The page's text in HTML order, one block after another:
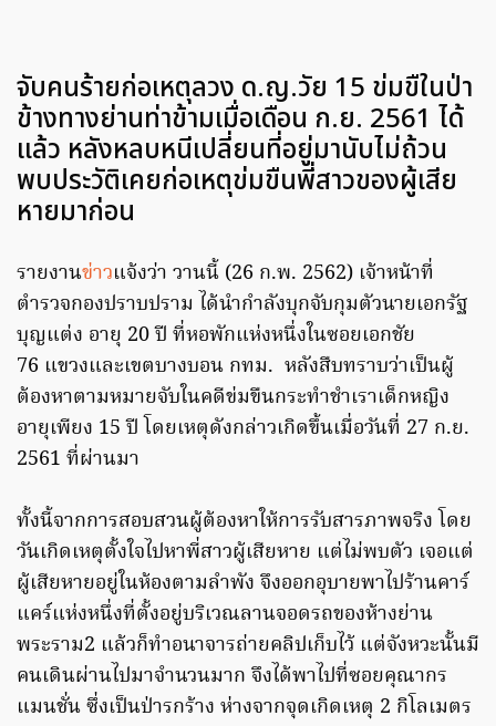
จับคนร้ายก่อเหตุลวง ด.ญ.วัย 15 ข่มขืในป่า
ข้างทางย่านท่าข้ามเมื่อเดือน ก.ย. 2561 ได้
แล้ว หลังหลบหนีเปลี่ยนที่อยู่มานับไม่ถ้วน
พบประวัติเคยก่อเหตุข่มขืนพี่สาวของผู้เสีย
หายมาก่อน
รายงานข่าวแจ้งว่า วานนี้ (26 ก.พ. 2562) เจ้าหน้าที่
ตำรวจกองปราบปราม ได้นำกำลังบุกจับกุมตัวนายเอกรัฐ
บุญแต่ง อายุ 20 ปี ที่หอพักแห่งหนึ่งในซอยเอกชัย
76 แขวงและเขตบางบอน กทม. หลังสืบทราบว่าเป็นผู้
ต้องหาตามหมายจับในคดีข่มขืนกระทำชำเราเด็กหญิง
อายุเพียง 15 ปี โดยเหตุดังกล่าวเกิดขึ้นเมื่อวันที่ 27 ก.ย.
2561 ที่ผ่านมา
ทั้งนี้จากการสอบสวนผู้ต้องหาให้การรับสารภาพจริง โดย
วันเกิดเหตุตั้งใจไปหาพี่สาวผู้เสียหาย แต่ไม่พบตัว เจอแต่
ผู้เสียหายอยู่ในห้องตามลำพัง จึงออกอุบายพาไปร้านคาร์
แคร์แห่งหนึ่งที่ตั้งอยู่บริเวณลานจอดรถของห้างย่าน
พระราม2 แล้วก็ทำอนาจารถ่ายคลิปเก็บไว้ แต่จังหวะนั้นมี
คนเดินผ่านไปมาจำนวนมาก จึงได้พาไปที่ซอยคุณากร
แมนชั่น ซึ่งเป็นป่ารกร้าง ห่างจากจุดเกิดเหตุ 2 กิโลเมตร